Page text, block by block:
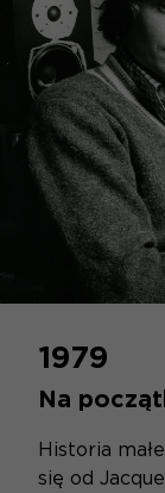
1979
Na
Historia
się od